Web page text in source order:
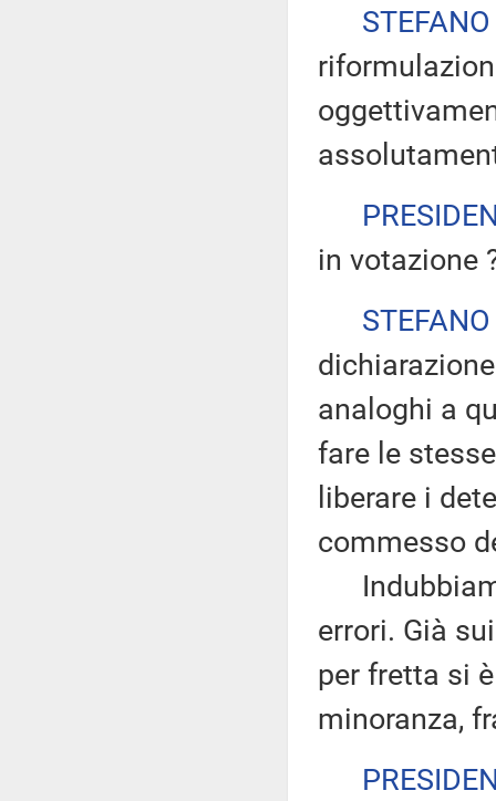
in votazione
analoghi a
fare le
liberare i
commesso
errori. Già
per fretta si
minoranza,